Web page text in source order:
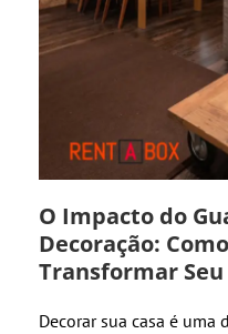
O Impacto do
Decoração:
Transformar
Decorar sua casa é uma